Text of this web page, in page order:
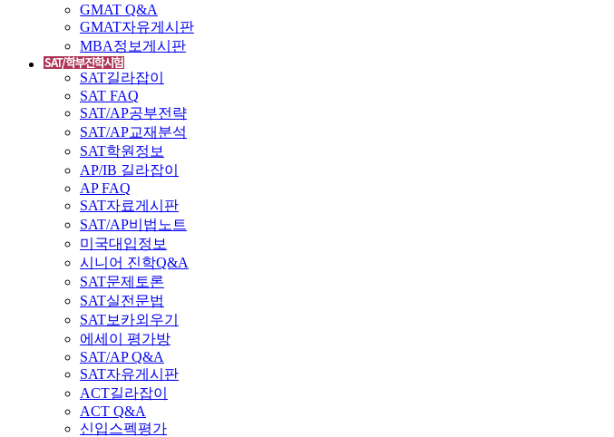
GMAT Q&A
GMAT자유게시판
MBA정보게시판
SAT길라잡이
SAT FAQ
SAT/AP공부전략
SAT/AP교재분석
SAT학원정보
AP/IB 길라잡이
AP FAQ
SAT자료게시판
SAT/AP비법노트
미국대입정보
시니어 진학Q&A
SAT문제토론
SAT실전문법
SAT보카외우기
에세이 평가방
SAT/AP Q&A
SAT자유게시판
ACT길라잡이
ACT Q&A
신입스펙평가